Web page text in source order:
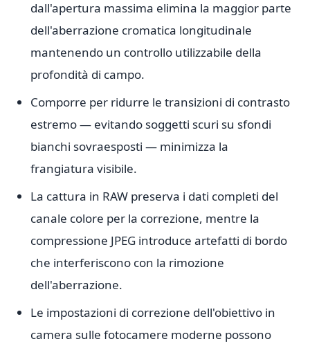
dall'apertura massima elimina la maggior parte
dell'aberrazione cromatica longitudinale
mantenendo un controllo utilizzabile della
profondità di campo.
Comporre per ridurre le transizioni di contrasto
estremo — evitando soggetti scuri su sfondi
bianchi sovraesposti — minimizza la
frangiatura visibile.
La cattura in RAW preserva i dati completi del
canale colore per la correzione, mentre la
compressione JPEG introduce artefatti di bordo
che interferiscono con la rimozione
dell'aberrazione.
Le impostazioni di correzione dell'obiettivo in
camera sulle fotocamere moderne possono